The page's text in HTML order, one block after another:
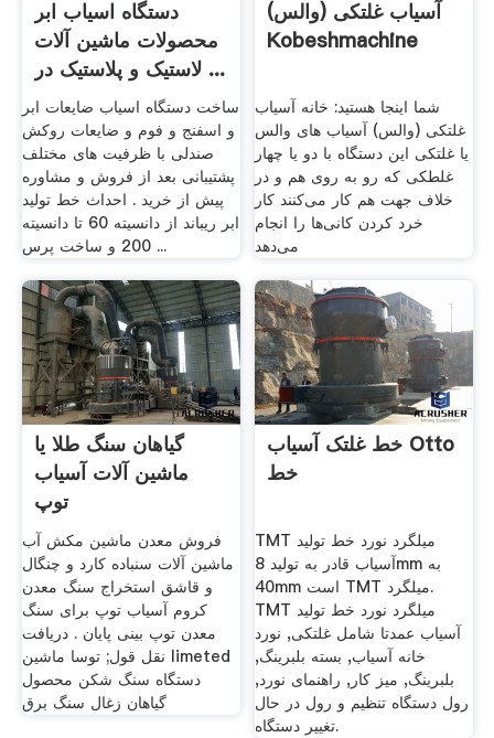
دستگاه اسیاب ابر
محصولات ماشین آلات
لاستیک و پلاستیک در ...
ساخت دستگاه اسیاب ضایعات ابر
و اسفنج و فوم و ضایعات روکش
صندلی با ظرفیت های مختلف
پشتیبانی بعد از فروش و مشاوره
پیش از خرید . احداث خط تولید
ابر ریباند از دانسیته 60 تا دانسیته
200 و ساخت پرس ...
آسیاب غلتکی (والس)
Kobeshmachine
شما اینجا هستید: خانه آسیاب
غلتکی (والس) آسیاب های والس
یا غلتکی این دستگاه با دو یا چهار
غلطکی که رو به روی هم و در
خلاف جهت هم کار می‌کنند کار
خرد کردن کانی‌ها را انجام
می‌دهد
گیاهان سنگ طلا یا
ماشین آلات آسیاب
توپ
فروش معدن ماشین مکش آب
ماشین آلات سنباده کارد و چنگال
و قاشق استخراج سنگ معدن
کروم آسیاب توپ برای سنگ
معدن توپ بینی پایان . دریافت
نقل قول; توسا ماشین limeted
دستگاه سنگ شکن محصول
گیاهان زغال سنگ برق
خط غلتک آسیاب Otto
خط
TMT میلگرد نورد خط تولید
آسیاب قادر به تولید 8mm به
40mm است TMT میلگرد.
TMT میلگرد نورد خط تولید
آسیاب عمدتا شامل غلتکی, نورد
خانه آسیاب, بسته بلبرینگ,
بلبرینگ, میز کار, راهنمای نورد,
رول دستگاه تنظیم و رول در حال
تغییر دستگاه.